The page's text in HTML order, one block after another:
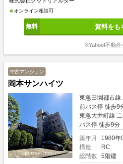
良し悪しを知って頂き、成功例と失敗例を
は、お手間かからないようスムーズな取引
絡こころよりお待ちしております。≪物件
要を考え収益性が高い物件を取り扱ってお
多くの情報を収集し、ご希望にお応えでき
≪スタッフ≫入居者の目線からどのような物
強みです。≪銀行≫金利1.6％～ご紹介可能
低金利には取扱いできる物件指定があるた
イナンスやプランが良いか、ご相談してい
デメリットもご参考ください。≪賃貸管理≫
せください。良質な費用面とサービスの質
室対策も、自信ある賃貸仲介ネットワーク
詳細などご相談下さい。≪ご相談方法≫スタ
望や希望、不安や問題をお聞かせいただき
説明いたします。そして、お客様の抱える
一緒にご相談させてください。購入につい
りましょう。ご相談場所は、弊社でも外で
もお気軽にお問合せ下さい。
オンライン相談可
資料をも
※Yahoo!不動産
中古マンション
岡本サンハイツ
東急田園都市線
前バス停 徒歩9
東急大井町線
バス停 徒歩9分
築年月
1980年
構造
RC
総階数
5階建